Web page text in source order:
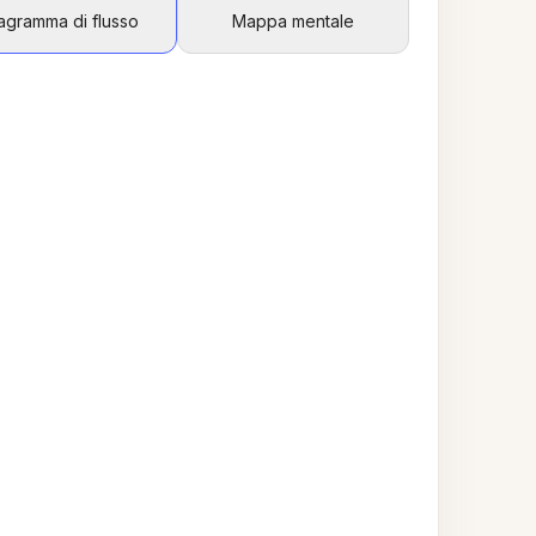
di flusso Mappa mentale